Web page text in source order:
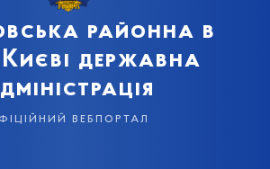
районна в
Києві державна
вебпортал